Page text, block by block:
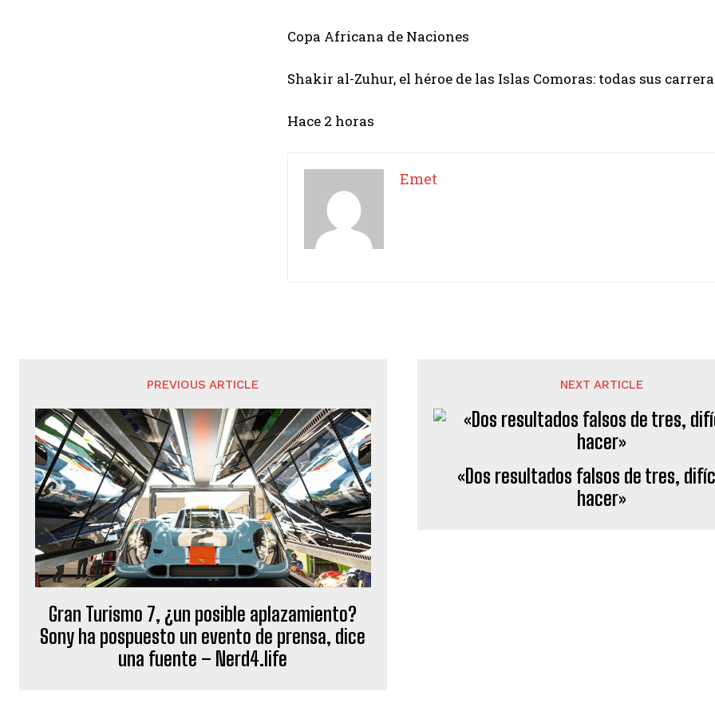
Copa Africana de Naciones
Shakir al-Zuhur, el héroe de las Islas Comoras: todas sus
Hace 2 horas
Emet
PREVIOUS ARTICLE
Gran Turismo 7, ¿un posible aplazamiento?
Sony ha pospuesto un evento de prensa, dice
una fuente – Nerd4.life
NEXT ARTICLE
«Dos resultados falsos de tres,
hacer»